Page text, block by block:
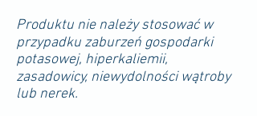
Produktu nie należy stosować w
przypadku zaburzeń gospodarki
potasowej, hiperkaliemii,
zasadowicy, niewydolności wątroby
lub nerek.